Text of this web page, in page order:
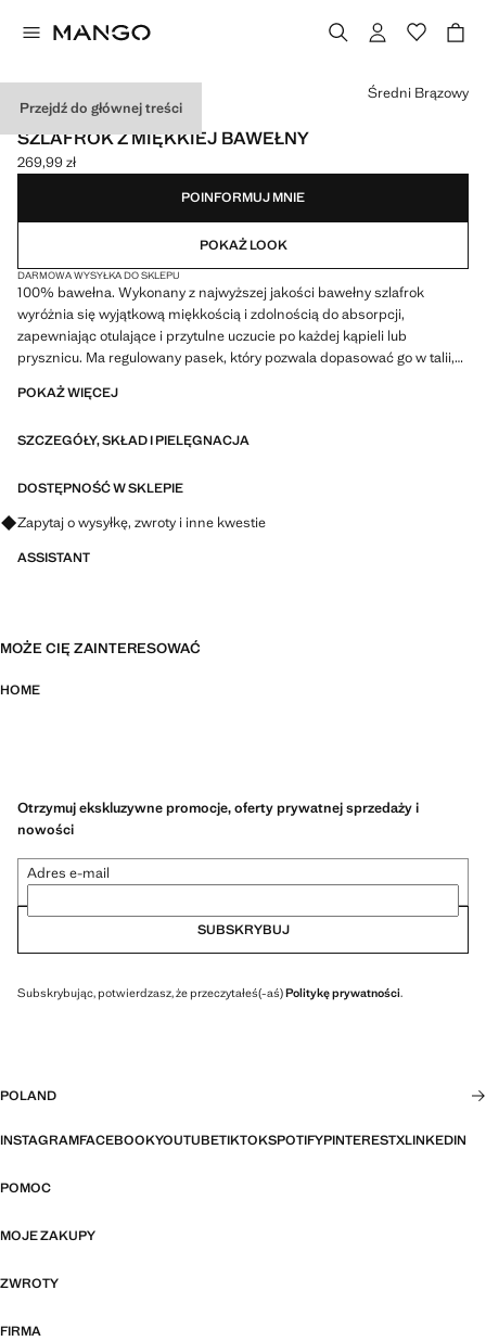
Przejdź do głównej treści
420 G/M2 / MADE IN PORTUGAL
SZLAFROK Z MIĘKKIEJ BAWEŁNY
Aktualna cena [269,99 zł ]
269,99 zł
Wybierz kolor
Średni Brązowy
POINFORMUJ MNIE
POKAŻ LOOK
DARMOWA WYSYŁKA DO SKLEPU
100% bawełna. Wykonany z najwyższej jakości bawełny szlafrok
wyróżnia się wyjątkową miękkością i zdolnością do absorpcji,
zapewniając otulające i przytulne uczucie po każdej kąpieli lub
prysznicu. Ma regulowany pasek, który pozwala dopasować go w talii,
Najwyższa jakość. Przyjemna tekstura. Dostępne w różnych kolorach.
przodu. Wiązanie na wysokości bioder. Duża absorpcja i oddychalność
Gramatura 420 g/m2 zapewnia dobrą chłonność i jakość
POKAŻ WIĘCEJ
SZCZEGÓŁY, SKŁAD I PIELĘGNACJA
DOSTĘPNOŚĆ W SKLEPIE
Zapytaj o wysyłkę, zwroty i inne kwestie
ASSISTANT
MOŻE CIĘ ZAINTERESOWAĆ
HOME
Otrzymuj ekskluzywne promocje, oferty prywatnej sprzedaży i
nowości
Adres e-mail
SUBSKRYBUJ
Subskrybując, potwierdzasz, że przeczytałeś(-aś)Politykę prywatności.
POLAND
INSTAGRAMFACEBOOKYOUTUBETIKTOKSPOTIFYPINTERESTXLINKEDIN
POMOC
MOJE ZAKUPY
ZWROTY
FIRMA